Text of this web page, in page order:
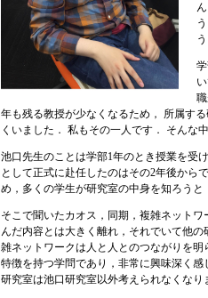
年も残る教授が少なくなるため， 所属す
くいました． 私もその一人です． そんな
池口先生のことは学部1年のとき授業を受
として正式に赴任したのはその2年後から
め，多くの学生が研究室の中身を知ろうと
そこで聞いたカオス，同期，複雑ネット
んだ内容とは大きく離れ，それでいて他
雑ネットワークは人と人とのつながりを
特徴を持つ学問であり，非常に興味深く
研究室は池口研究室以外考えられなくなり